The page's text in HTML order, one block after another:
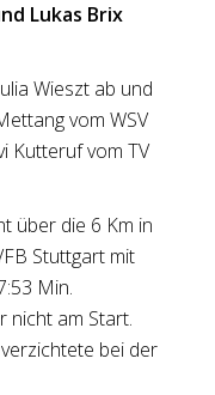
Lukas Brix
Wieszt ab und
vom WSV
Kutteruf vom TV
über die 6 Km in
Stuttgart mit
Min.
nicht am Start.
bei der